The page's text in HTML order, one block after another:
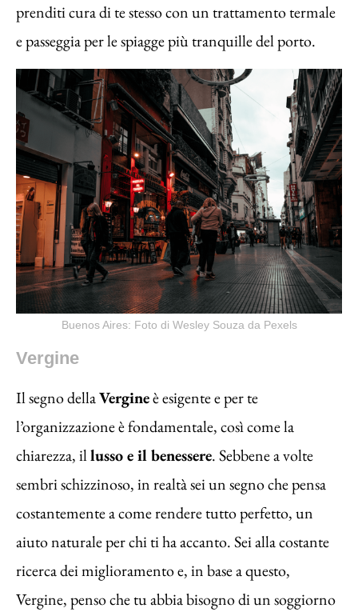
prenditi cura di te stesso con un trattamento termale
e passeggia per le spiagge più tranquille del porto.
Buenos Aires: Foto di Wesley Souza da Pexels
Vergine
Il segno dellaVergineè esigente e per te
l’organizzazione è fondamentale, così come la
chiarezza, illusso e il benessere. Sebbene a volte
sembri schizzinoso, in realtà sei un segno che pensa
costantemente a come rendere tutto perfetto, un
aiuto naturale per chi ti ha accanto. Sei alla costante
ricerca dei miglioramento e, in base a questo,
Vergine, penso che tu abbia bisogno di un soggiorno